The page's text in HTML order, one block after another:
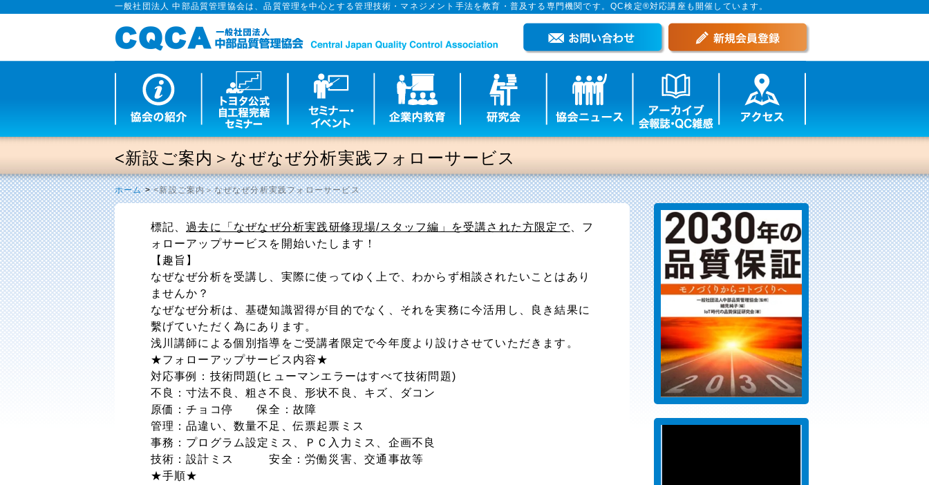
一般社団法人 中部品質管理協会は、品質管理を中心とする管理技術・マネジメント手法を教育・普及する専門機関です。QC検定®対応講座も開催しています。
<新設ご案内＞なぜなぜ分析実践フォローサービス
ホーム><新設ご案内＞なぜなぜ分析実践フォローサービス
標記、過去に「なぜなぜ分析実践研修現場/スタッフ編」を受講された方限定で、フ
ォローアップサービスを開始いたします！
【趣旨】
なぜなぜ分析を受講し、実際に使ってゆく上で、わからず相談されたいことはあり
ませんか？
なぜなぜ分析は、基礎知識習得が目的でなく、それを実務に今活用し、良き結果に
繫げていただく為にあります。
浅川講師による個別指導をご受講者限定で今年度より設けさせていただきます。
★フォローアップサービス内容★
対応事例：技術問題(ヒューマンエラーはすべて技術問題)
不良：寸法不良、粗さ不良、形状不良、キズ、ダコン
原価：チョコ停 保全：故障
管理：品違い、数量不足、伝票起票ミス
事務：プログラム設定ミス、ＰＣ入力ミス、企画不良
技術：設計ミス 安全：労働災害、交通事故等
★手順★